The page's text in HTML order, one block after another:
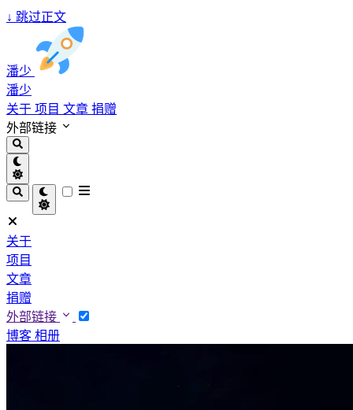
↓ 跳过正文
潘少
潘少
关于 项目 文章 捐赠
外部链接
关于
项目
文章
捐赠
外部链接
博客 相册